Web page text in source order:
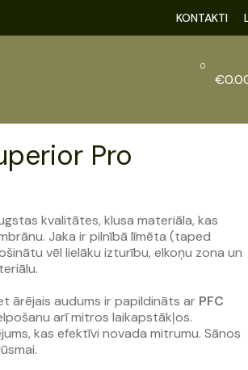
KONTAKTI
0
€
Pro
kvalitātes, klusa materiāla, kas
Jaka ir pilnībā līmēta (taped
vēl lielāku izturību, elkoņu zona un
ārējais audums ir papildināts ar PFC
arī mitros laikapstākļos.
kas efektīvi novada mitrumu. Sānos